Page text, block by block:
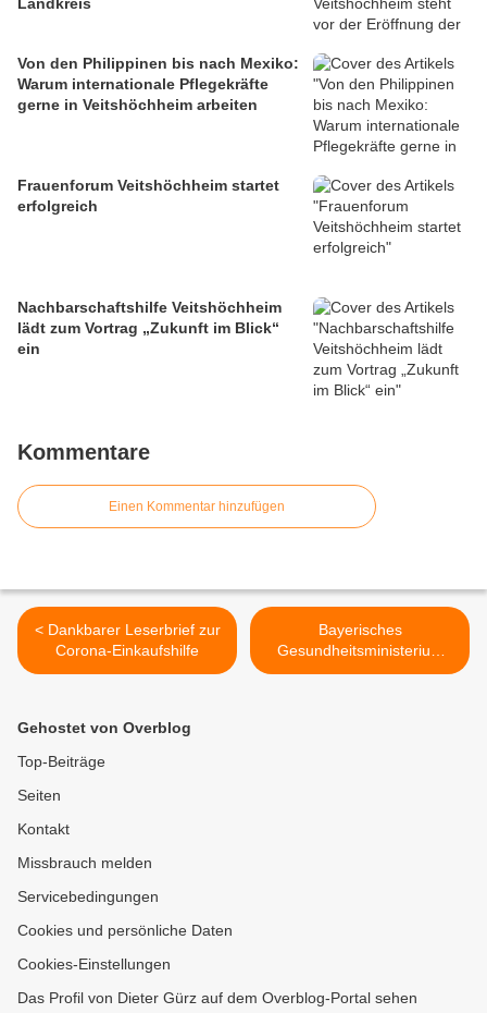
Von den Philippinen bis nach Mexiko:
Warum internationale Pflegekräfte
gerne in Veitshöchheim arbeiten
Frauenforum Veitshöchheim startet
erfolgreich
Nachbarschaftshilfe Veitshöchheim
lädt zum Vortrag „Zukunft im Blick“
ein
Kommentare
Einen Kommentar hinzufügen
< Dankbarer Leserbrief zur
Corona-Einkaufshilfe
Bayerisches
Gesundheitsministerium
verfügte Aufnahmestopp in
Gehostet von Overblog
Top-Beiträge
Seiten
Kontakt
Missbrauch melden
Servicebedingungen
Cookies und persönliche Daten
Cookies-Einstellungen
Das Profil von Dieter Gürz auf dem Overblog-Portal sehen